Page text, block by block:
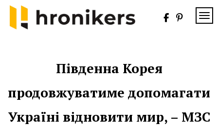
Skip
content
Південна Корея
продовжуватиме допомагати
Україні відновити мир, – МЗС